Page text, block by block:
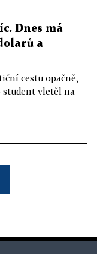
Dnes má
a
cestu opačně,
student vletěl na